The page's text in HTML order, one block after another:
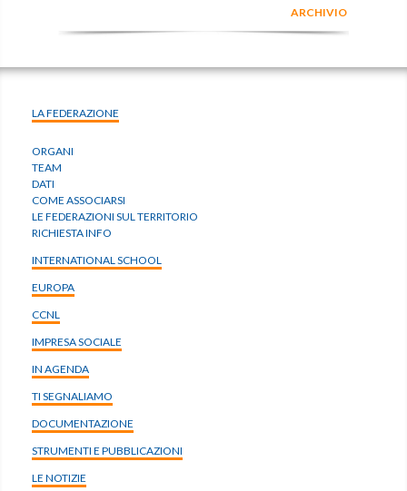
ARCHIVIO
LA FEDERAZIONE
ORGANI
TEAM
DATI
COME ASSOCIARSI
LE FEDERAZIONI SUL TERRITORIO
RICHIESTA INFO
INTERNATIONAL SCHOOL
EUROPA
CCNL
IMPRESA SOCIALE
IN AGENDA
TI SEGNALIAMO
DOCUMENTAZIONE
STRUMENTI E PUBBLICAZIONI
LE NOTIZIE